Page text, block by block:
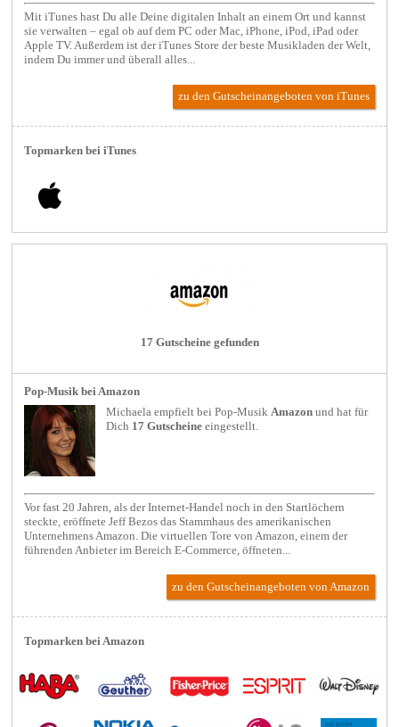
Mit iTunes hast Du alle Deine digitalen Inhalt an einem Ort und kannst
sie verwalten – egal ob auf dem PC oder Mac, iPhone, iPod, iPad oder
Apple TV. Außerdem ist der iTunes Store der beste Musikladen der Welt,
indem Du immer und überall alles...
zu den Gutscheinangeboten von iTunes
Topmarken bei iTunes
17 Gutscheine gefunden
Pop-Musik bei Amazon
Michaela empfielt beiPop-Musik Amazon und hat für
Dich 17 Gutscheine eingestellt.
Vor fast 20 Jahren, als der Internet-Handel noch in den Startlöchern
steckte, eröffnete Jeff Bezos das Stammhaus des amerikanischen
Unternehmens Amazon. Die virtuellen Tore von Amazon, einem der
führenden Anbieter im Bereich E-Commerce, öffneten...
zu den Gutscheinangeboten von Amazon
Topmarken bei Amazon